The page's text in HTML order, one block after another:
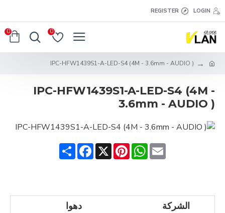
LOGIN
REGISTER
0
0
IPC-HFW1439S1-A-LED-S4 (4M - 3.6mm - AUDIO )
IPC-HFW1439S1-A-LED-S4 (4M -
3.6mm - AUDIO )
Share
Facebook X
Pinterest
WhatsAppEmail
الشركة
دهوا